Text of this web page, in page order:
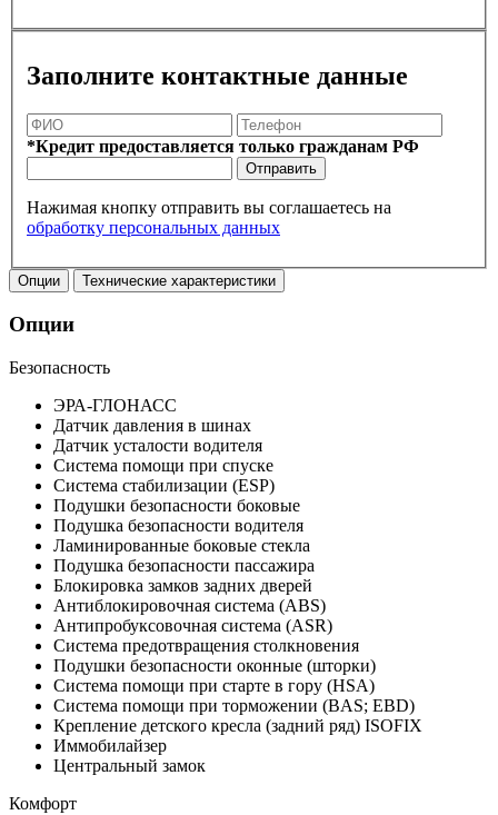
Заполните контактные данные
*Кредит предоставляется только гражданам РФ
Отправить
Нажимая кнопку отправить вы соглашаетесь на
обработку персональных данных
Опции Технические характеристики
Опции
Безопасность
ЭРА-ГЛОНАСС
Датчик давления в шинах
Датчик усталости водителя
Система помощи при спуске
Система стабилизации (ESP)
Подушки безопасности боковые
Подушка безопасности водителя
Ламинированные боковые стекла
Подушка безопасности пассажира
Блокировка замков задних дверей
Антиблокировочная система (ABS)
Антипробуксовочная система (ASR)
Система предотвращения столкновения
Подушки безопасности оконные (шторки)
Система помощи при старте в гору (HSA)
Система помощи при торможении (BAS; EBD)
Крепление детского кресла (задний ряд) ISOFIX
Иммобилайзер
Центральный замок
Комфорт